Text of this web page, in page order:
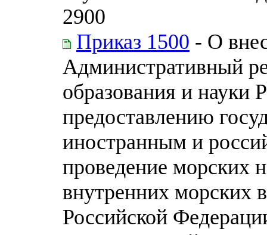
2900
Приказ 1500 - О
Административный
образования и науки
предоставлению
иностранным и
проведение морских
внутренних морских
Российской